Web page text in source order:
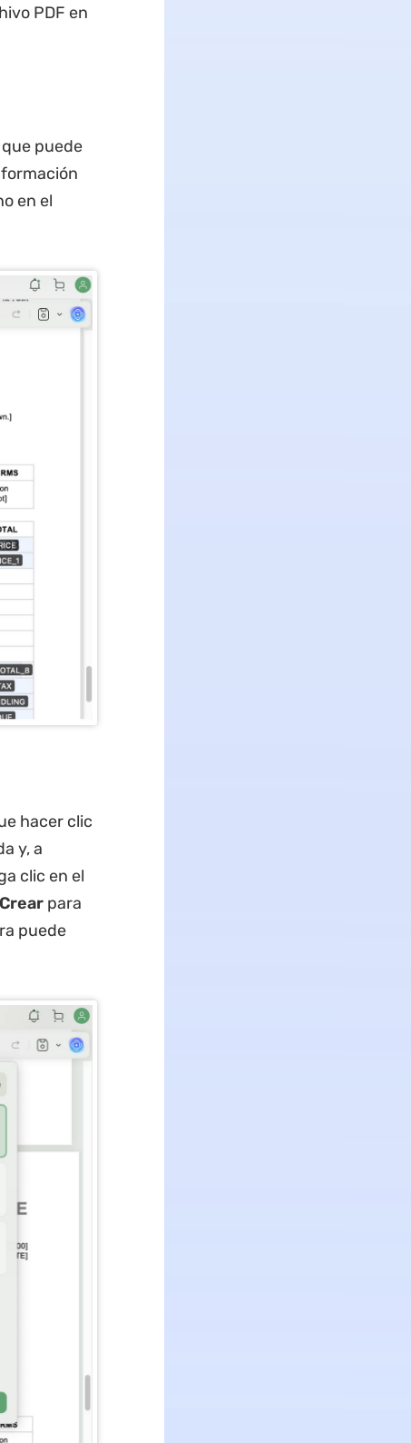
PDF en
puede
en el
hacer clic
y, a
clic en el
Crearpara
puede